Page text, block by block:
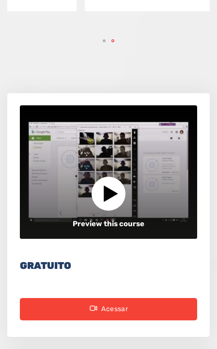
Preview this course
GRATUITO
Acessar